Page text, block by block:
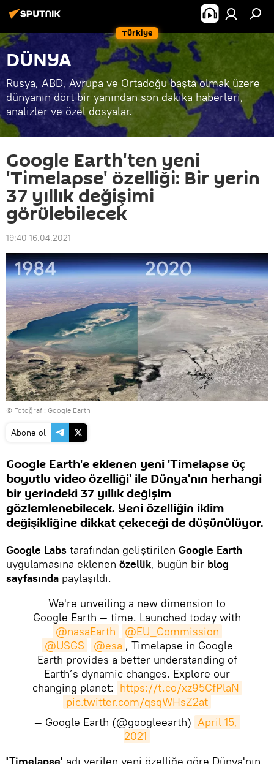
Türkiye
DÜNYA
Rusya, ABD, Avrupa ve Ortadoğu başta olmak üzere
dünyanın dört bir yanından son dakika haberleri,
analizler ve özel dosyalar.
Google Earth'ten yeni
'Timelapse' özelliği: Bir yerin
37 yıllık değişimi
görülebilecek
19:40 16.04.2021
© Fotoğraf : Google Earth
Abone ol
Google Earth'e eklenen yeni 'Timelapse üç
boyutlu video özelliği' ile Dünya'nın herhangi
bir yerindeki 37 yıllık değişim
gözlemlenebilecek. Yeni özelliğin iklim
değişikliğine dikkat çekeceği de düşünülüyor.
Google Labs tarafından geliştirilen Google Earth
uygulamasına eklenen özellik, bugün bir blog
sayfasında paylaşıldı.
We're unveiling a new dimension to
Google Earth — time. Launched today with
@nasaEarth
@EU_Commission
@USGS
@esa , Timelapse in Google
Earth provides a better understanding of
Earth’s dynamic changes. Explore our
changing planet: https://t.co/xz95CfPlaN
pic.twitter.com/qsqWHsZ2at
— Google Earth (@googleearth) April 15,
2021